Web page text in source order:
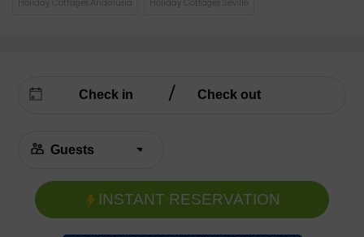
Holiday Cottages Andalusia Holiday Cottages Seville
INSTANT RESERVATION